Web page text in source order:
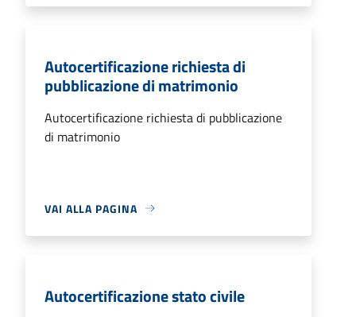
Autocertificazione richiesta di
pubblicazione di matrimonio
Autocertificazione richiesta di pubblicazione
di matrimonio
VAI ALLA PAGINA
Autocertificazione stato civile